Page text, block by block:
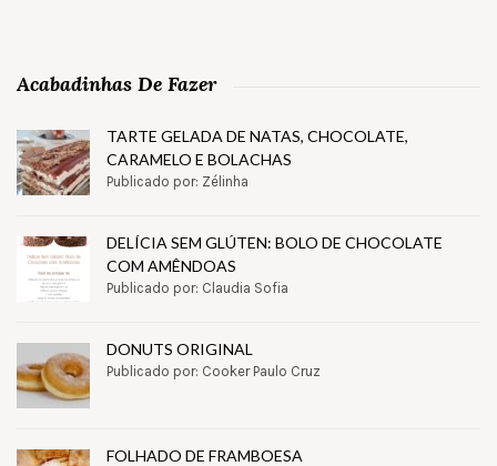
Acabadinhas De Fazer
TARTE GELADA DE NATAS, CHOCOLATE,
CARAMELO E BOLACHAS
Publicado por: Zélinha
DELÍCIA SEM GLÚTEN: BOLO DE CHOCOLATE
COM AMÊNDOAS
Publicado por: Claudia Sofia
DONUTS ORIGINAL
Publicado por: Cooker Paulo Cruz
FOLHADO DE FRAMBOESA